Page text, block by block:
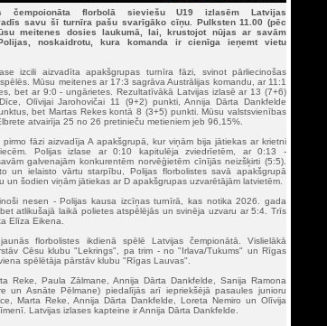
čempoionāta florbolā sieviešu U19 izlasēm Latvijas
savu šī turnīra pašu svarīgāko cīņu. Pulksten 11.00 (pēc
meitenes dosies laukumā, lai, krustojot nūjas ar savām
noskaidrotu, kura komanda ir cienīga ieņemt vietu
izcili aizvadīta apakšgrupas turnīra fāzi, svinot pārliecinošas
Mūsu meitenes ar 17:3 sagrāva Austrālijas komandu, ar 11:1
bet ar 9:0 - ungārietes. Rezultatīvākā Latvijas izlasē ar 13 (7+6)
Olīvijai Jarohovičai 11 (9+2) punkti, Annija Dārta Dankfelde
bet Martas Rekes kontā 8 (3+5) punkti. Mūsu valstsvienības
atvairīja 25 no 26 pretinieču metieniem jeb 96,15%.
pirmo fāzi aizvadīja A apakšgrupā, kur viņām bija jātiekas ar krietni
Polijas izlase ar 0:10 kapitulēja zviedrīetēm, ar 0:13 -
galvenajām konkurentēm norvēģietēm cīnījās neizšķirti (5:5).
un ielaisto vārtu starpību, Polijas florbolistes savā apakšgrupā
un šodien viņām jātiekas ar D apakšgrupas uzvarētājām latvietēm.
nesen - Polijas kausa izcīņas turnīrā, kas notika 2026. gada
atlikušajā laikā polietes atspēlējās un svinēja uzvaru ar 5:4. Trīs
Elīza Eikena.
florbolistes ikdienā spēlē Latvijas čempionātā. Vislielākā
Cēsu klubu "Lekrings", pa trim - no "Irlava/Tukums" un Rīgas
spēlētāja pārstāv klubu "Rīgas Lauvas".
Reke, Paula Zālmane, Annija Dārta Dankfelde, Sanija Ramona
un Asnāte Pēlmane) piedalījās arī iepriekšējā pasaules junioru
Marta Reke, Annija Dārta Dankfelde, Loreta Nemiro un Olīvija
Latvijas izlases kapteine ir Annija Dārta Dankfelde.